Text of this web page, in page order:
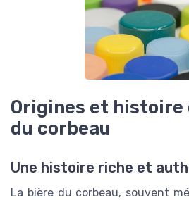
Origines et histoire
du corbeau
Une histoire riche et
La bière du corbeau, souvent